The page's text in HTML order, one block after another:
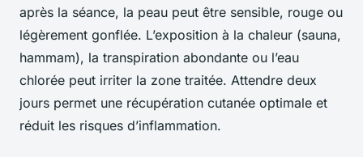
après la séance, la peau peut être sensible, rouge ou
légèrement gonflée. L’exposition à la chaleur (sauna,
hammam), la transpiration abondante ou l’eau
chlorée peut irriter la zone traitée. Attendre deux
jours permet une récupération cutanée optimale et
réduit les risques d’inflammation.